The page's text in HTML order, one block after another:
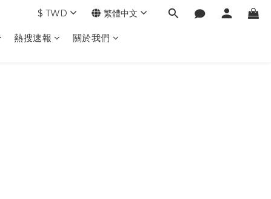
熱搜速報 關於我們
$ TWD 繁體中文